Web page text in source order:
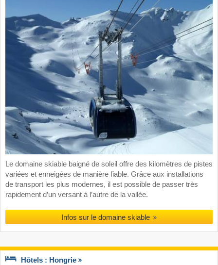
Le domaine skiable baigné de soleil offre des kilomètres de pistes
variées et enneigées de manière fiable. Grâce aux installations
de transport les plus modernes, il est possible de passer très
rapidement d’un versant à l’autre de la vallée.
Infos sur le domaine skiable
Hôtels : Hongrie